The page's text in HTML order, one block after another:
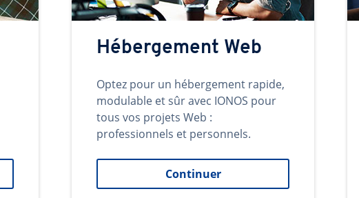
Hébergement Web
Optez pour un hébergement rapide,
modulable et sûr avec IONOS pour
tous vos projets Web :
professionnels et personnels.
Continuer